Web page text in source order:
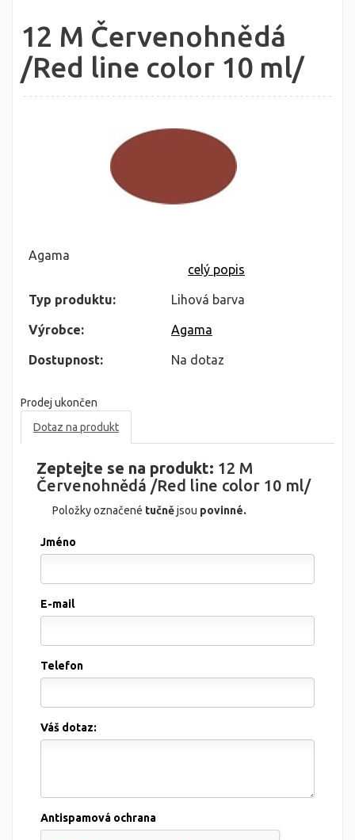
12 M Červenohnědá
/Red line color 10 ml/
Agama
celý popis
Typ produktu: Lihová barva
Výrobce: Agama
Dostupnost: Na dotaz
Prodej ukončen
Dotaz na produkt
Zeptejte se na produkt: 12 M
Červenohnědá /Red line color 10 ml/
Položky označené tučnějsou povinné.
Jméno
E-mail
Telefon
Váš dotaz:
Antispamová ochrana